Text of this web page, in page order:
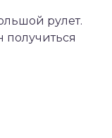
рулет.
получиться